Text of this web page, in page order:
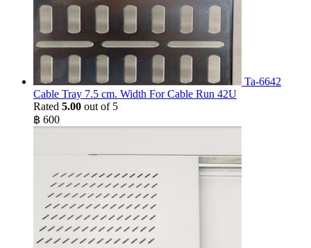
Ta-6642
Cable Tray 7.5 cm. Width For Cable Run 42U
Rated 5.00 out of 5
฿ 600